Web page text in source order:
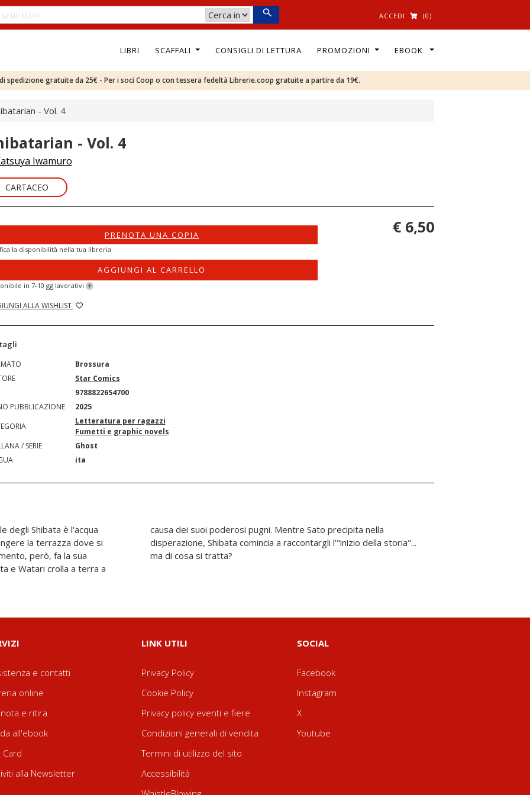
ACCEDI (0)
LIBRI SCAFFALI CONSIGLI DI LETTURA PROMOZIONI EBOOK
spedizione gratuite da 25€ - Per i soci Coop o con tessera fedeltà Librerie.coop gratuite a partire da 19€.
- Vol. 4
- Vol. 4
Iwamuro
CARTACEO
PRENOTA UNA COPIA
la disponibilità nella tua libreria
AGGIUNGI AL CARRELLO
in 7-10 gg lavorativi ?
ALLA WISHLIST
€ 6,50
Brossura
Star Comics
9788822654700
PUBBLICAZIONE
2025
Letteratura per ragazzi
Fumetti e graphic novels
/ SERIE
Ghost
ita
degli Shibata è l'acqua
la terrazza dove si
però, fa la sua
e Watari crolla a terra a
Sato precipita nella
l'"inizio della storia"...
ma di cosa si tratta?
e contatti
online
e ritira
all'ebook
Card
alla Newsletter
LINK UTILI
Privacy Policy
Cookie Policy
Privacy policy eventi e fiere
Condizioni generali di vendita
Termini di utilizzo del sito
Accessibilità
SOCIAL
Facebook
Instagram
X
Youtube